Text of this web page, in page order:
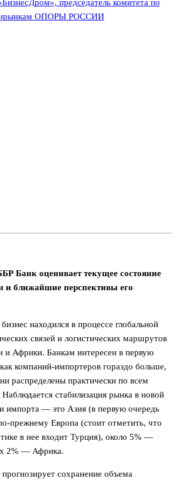
председатель комитета по
ОПОРЫ РОССИИ
Банк оценивает текущее состояние
и ближайшие перспективы его
находился в процессе глобальной
связей и логистических маршрутов
и Африки. Банкам интересен в первую
компаний-импортеров гораздо больше,
распределены практически по всем
стабилизация рынка в новой
импорта — это Азия (в первую очередь
прежнему Европа (стоит отметить, что
в нее входит Турция), около 5% —
2% — Африка.
сохранение объема